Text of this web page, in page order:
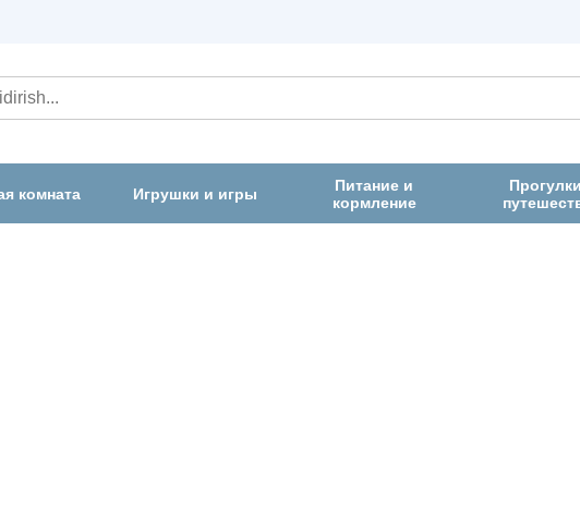
комната Игрушки и игры
Питание и
кормление